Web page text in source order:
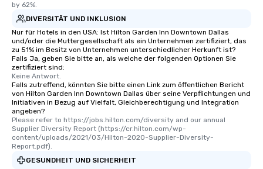
by 62%.
DIVERSITÄT UND INKLUSION
Nur für Hotels in den USA: Ist Hilton Garden Inn Downtown Dallas
und/oder die Muttergesellschaft als ein Unternehmen zertifiziert, das
zu 51% im Besitz von Unternehmen unterschiedlicher Herkunft ist?
Falls Ja, geben Sie bitte an, als welche der folgenden Optionen Sie
zertifiziert sind:
Keine Antwort.
Falls zutreffend, könnten Sie bitte einen Link zum öffentlichen Bericht
von Hilton Garden Inn Downtown Dallas über seine Verpflichtungen und
Initiativen in Bezug auf Vielfalt, Gleichberechtigung und Integration
angeben?
Please refer to https://jobs.hilton.com/diversity and our annual
Supplier Diversity Report (https://cr.hilton.com/wp-
content/uploads/2021/03/Hilton-2020-Supplier-Diversity-
Report.pdf).
GESUNDHEIT UND SICHERHEIT